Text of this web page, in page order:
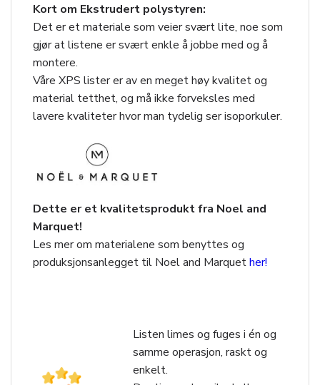
Kort om Ekstrudert polystyren:
Det er et materiale som veier svært lite, noe som
gjør at listene er svært enkle å jobbe med og å
montere.
Våre XPS lister er av en meget høy kvalitet og
material tetthet, og må ikke forveksles med
lavere kvaliteter hvor man tydelig ser isoporkuler.
Dette er et kvalitetsprodukt fra Noel and
Marquet!
Les mer om materialene som benyttes og
produksjonsanlegget til Noel and Marquether!
Listen limes og fuges i én og
samme operasjon, raskt og
enkelt.